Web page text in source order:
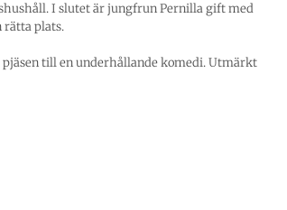
I slutet är jungfrun Pernilla gift med
rätta plats.
till en underhållande komedi. Utmärkt